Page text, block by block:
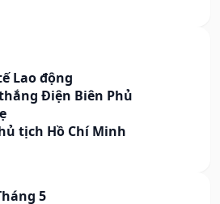
Lao động
Điện Biên Phủ
tịch Hồ Chí Minh
5